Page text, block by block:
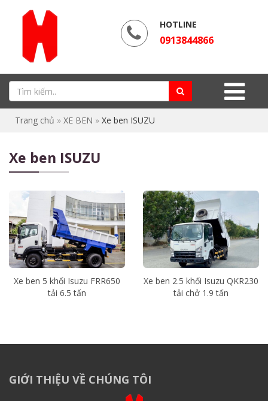
HOTLINE
0913844866
Trang chủ » XE BEN » Xe ben ISUZU
Xe ben ISUZU
Xe ben 5 khối Isuzu FRR650
tải 6.5 tấn
Xe ben 2.5 khối Isuzu QKR230
tải chở 1.9 tấn
GIỚI THIỆU VỀ CHÚNG TÔI